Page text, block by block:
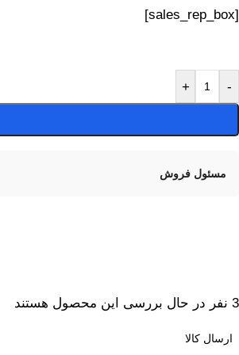
[sales_rep_box]
-
+
مسئول فروش
3 نفر در حال بررسی این محصول هستند
ارسال کالا